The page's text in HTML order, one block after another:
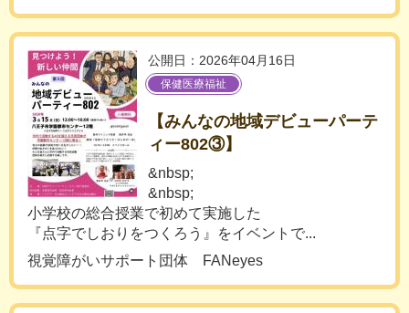
公開日：2026年04月16日
保健医療福祉
【みんなの地域デビューパーテ
ィー802③】
&nbsp;
&nbsp;
小学校の総合授業で初めて実施した
『点字でしおりをつくろう』をイベントで...
視覚障がいサポート団体 FANeyes